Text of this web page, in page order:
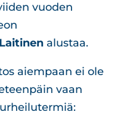
vuoden
alustaa.
aiempaan ei ole
vaan